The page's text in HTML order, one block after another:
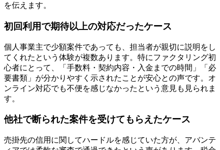
を伝えます。
初回利用で期待以上の対応だったケース
個人事業主で少額案件であっても、担当者が親切に説明をし
てくれたという体験が複数あります。特にファクタリング初
心者にとって、「手数料・契約内容・入金までの時間」「必
要書類」が分かりやすく示されたことが安心との声です。オ
ンライン対応でも不便を感じなかったという意見も見られま
す。
他社で断られた案件を受けてもらえたケース
売掛先の信用に関してハードルを感じていた方が、アバンテ